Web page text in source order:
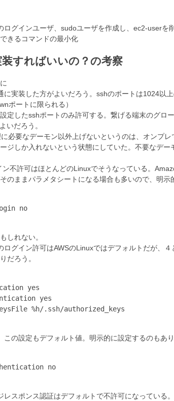
ログインユーザ、sudoユーザを作成し、ec2-userを
きるコマンドの最小化
すればいいの？の考察
実装した方がよいだろう。sshのポートは1024以
ポートに限られる）
定したsshポートのみ許可する。繋げる端末のグロ
いだろう。
必要なデーモン以外上げないというのは、オンプ
ジしか入れないという状態にしていた。不要なデ
不許可はほとんどのLinuxでそうなっている。
のままパラメタシートになる場合も多いので、明示
PermitRootLogin no
しれない。
グイン許可はAWSのLinuxではデフォルトだが、
だろう。
yes
yes
の設定もデフォルト値。明示的に設定するのもあり
PasswordAuthentication no
スポンス認証はデフォルトで不許可になっている。